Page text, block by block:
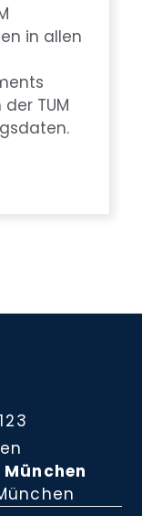
in allen
TUM